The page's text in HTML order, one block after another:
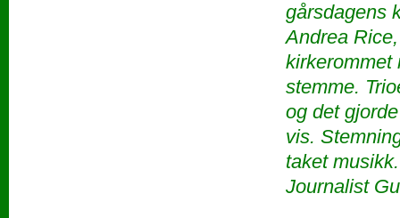
gårsdagens
Andrea Rice
kirkerommet
stemme.
og det
vis.
taket musikk.
Journalist